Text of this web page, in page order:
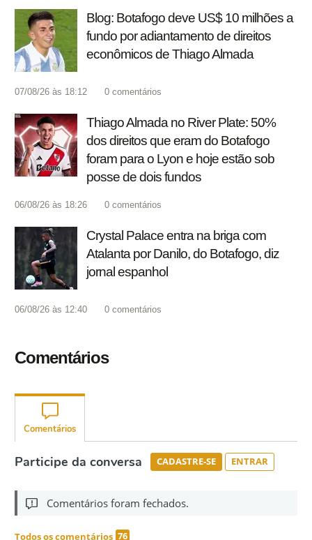
Blog: Botafogo deve US$ 10 milhões a
fundo por adiantamento de direitos
econômicos de Thiago Almada
07/08/26 às 18:12 0 comentários
Thiago Almada no River Plate: 50%
dos direitos que eram do Botafogo
foram para o Lyon e hoje estão sob
posse de dois fundos
06/08/26 às 18:26 0 comentários
Crystal Palace entra na briga com
Atalanta por Danilo, do Botafogo, diz
jornal espanhol
06/08/26 às 12:40 0 comentários
Comentários